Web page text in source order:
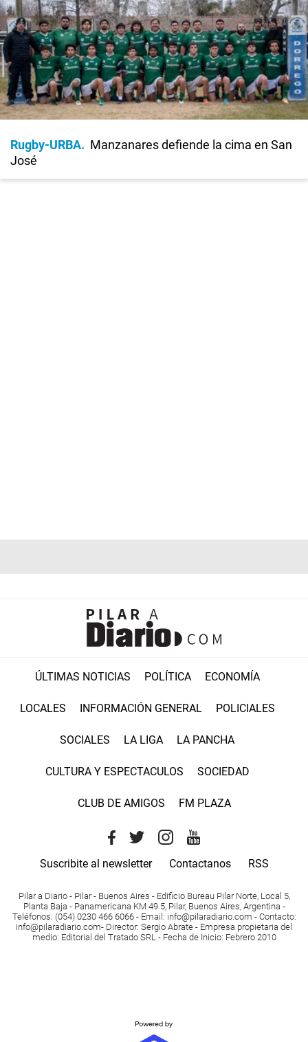
Rugby-URBA
Manzanares defiende la cima en San
José
ÚLTIMAS NOTICIAS POLÍTICA ECONOMÍA
LOCALES INFORMACIÓN GENERAL POLICIALES
SOCIALES LA LIGA LA PANCHA
CULTURA Y ESPECTACULOS SOCIEDAD
CLUB DE AMIGOS FM PLAZA
Suscribite al newsletter Contactanos RSS
Pilar a Diario - Pilar - Buenos Aires - Edificio Bureau Pilar Norte, Local 5,
Planta Baja - Panamericana KM 49.5, Pilar, Buenos Aires, Argentina -
Teléfonos: (054) 0230 466 6066 - Email : info@pilaradiario.com - Contacto:
info@pilaradiario.com- Director: Sergio Abrate - Empresa propietaria del
medio: Editorial del Tratado SRL - Fecha de Inicio: Febrero 2010